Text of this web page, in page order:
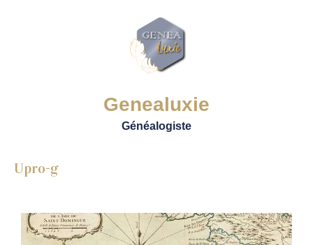
Genealuxie
Généalogiste
Upro-g